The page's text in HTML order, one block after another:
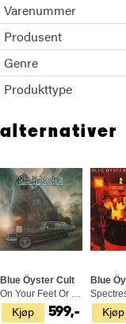
Varenummer
Produsent
Genre
Produkttype
alternativer
Kjøp
Blue Öyster Cult
On Your Feet Or On Your… - LTD (2LP)
599,- Kjøp
Blue